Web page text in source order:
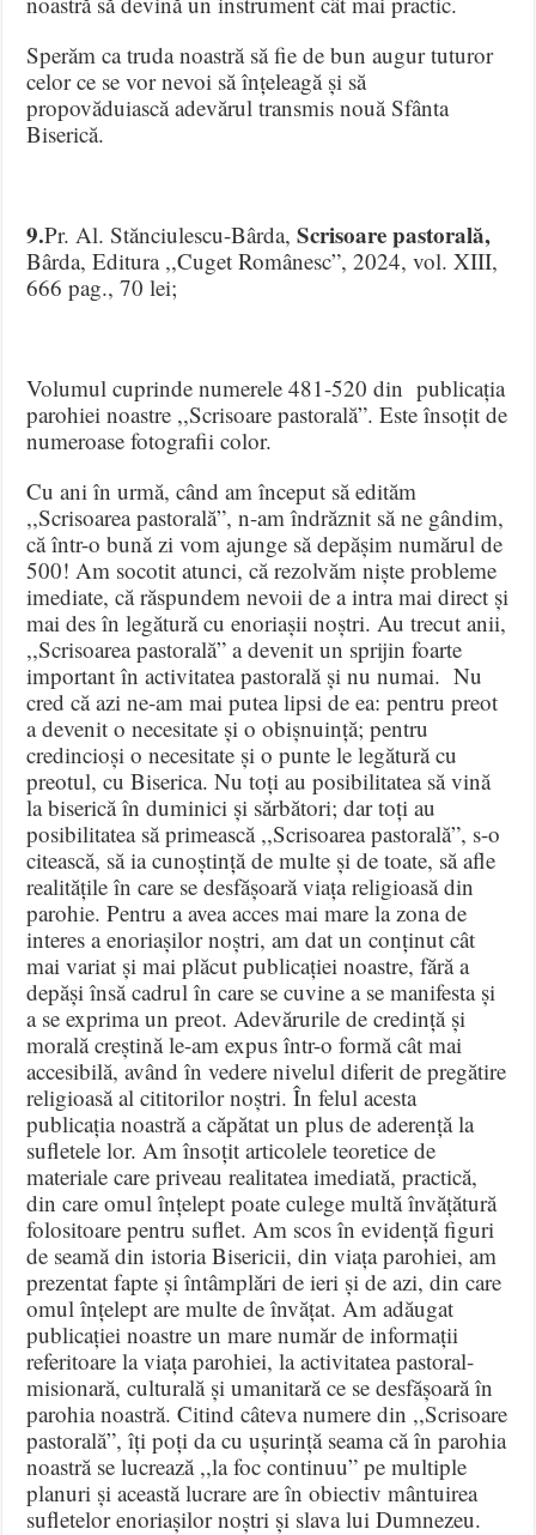
Sperăm ca truda noastră să fie de bun augur tuturor
celor ce se vor nevoi să înțeleagă și să
propovăduiască adevărul transmis nouă Sfânta
Biserică.
9.Pr. Al. Stănciulescu-Bârda,Scrisoare pastorală,
Bârda, Editura ,,Cuget Românesc”, 2024, vol. XIII,
666 pag., 70 lei;
Volumul cuprinde numerele 481-520 din publicația
parohiei noastre ,,Scrisoare pastorală”. Este însoțit de
numeroase fotografii color.
Cu ani în urmă, când am început să edităm
,,Scrisoarea pastorală”, n-am îndrăznit să ne gândim,
că într-o bună zi vom ajunge să depășim numărul de
500! Am socotit atunci, că rezolvăm niște probleme
imediate, că răspundem nevoii de a intra mai direct și
mai des în legătură cu enoriașii noștri. Au trecut anii,
,,Scrisoarea pastorală” a devenit un sprijin foarte
important în activitatea pastorală și nu numai. Nu
cred că azi ne-am mai putea lipsi de ea: pentru preot
a devenit o necesitate și o obișnuință; pentru
credincioși o necesitate și o punte le legătură cu
preotul, cu Biserica. Nu toți au posibilitatea să vină
la biserică în duminici și sărbători; dar toți au
posibilitatea să primească ,,Scrisoarea pastorală”, s-o
citească, să ia cunoștință de multe și de toate, să afle
realitățile în care se desfășoară viața religioasă din
parohie. Pentru a avea acces mai mare la zona de
interes a enoriașilor noștri, am dat un conținut cât
mai variat și mai plăcut publicației noastre, fără a
depăși însă cadrul în care se cuvine a se manifesta și
a se exprima un preot. Adevărurile de credință și
morală creștină le-am expus într-o formă cât mai
accesibilă, având în vedere nivelul diferit de pregătire
religioasă al cititorilor noștri. În felul acesta
publicația noastră a căpătat un plus de aderență la
sufletele lor. Am însoțit articolele teoretice de
materiale care priveau realitatea imediată, practică,
din care omul înțelept poate culege multă învățătură
folositoare pentru suflet. Am scos în evidență figuri
de seamă din istoria Bisericii, din viața parohiei, am
prezentat fapte și întâmplări de ieri și de azi, din care
omul înțelept are multe de învățat. Am adăugat
publicației noastre un mare număr de informații
referitoare la viața parohiei, la activitatea pastoral-
misionară, culturală și umanitară ce se desfășoară în
parohia noastră. Citind câteva numere din ,,Scrisoare
pastorală”, îți poți da cu ușurință seama că în parohia
noastră se lucrează ,,la foc continuu” pe multiple
planuri și această lucrare are în obiectiv mântuirea
sufletelor enoriașilor noștri și slava lui Dumnezeu.